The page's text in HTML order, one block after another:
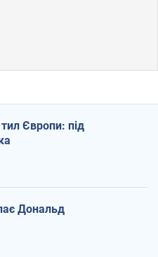
Європи: під
Дональд